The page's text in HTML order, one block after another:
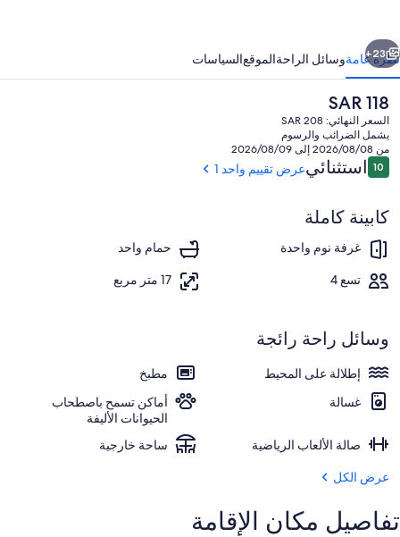
المنطقة المحيطة بالمنشأة
التالي
23+
نظرة عامةوسائل الراحةالموقعالسياسات
السعر
الحالي
هو
SAR
118
SAR 118
السعر النهائي: SAR 208
يشمل الضرائب والرسوم
من 2026/08/08 إلى 2026/08/09
التقييمات
10
10 من 10 استثنائيعرض تقييم واحد 1
كابينة كاملة
غرفة نوم واحدة
حمام واحد
تسع 4
17 متر مربع
وسائل راحة رائجة
إطلالة على المحيط
مطبخ
غسالة
أماكن تسمح باصطحاب
الحيوانات الأليفة
صالة الألعاب الرياضية
ساحة خارجية
عرض الكل
تفاصيل مكان الإقامة